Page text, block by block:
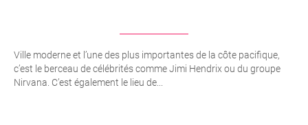
Ville moderne et l’une des plus importantes de la côte pacifique,
c’est le berceau de célébrités comme Jimi Hendrix ou du groupe
Nirvana. C’est également le lieu de...